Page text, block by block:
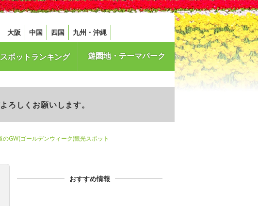
大阪 中国 四国 九州・沖縄
ポットランキング 遊園地・テーマパーク
ろしくお願いします。
のGW(ゴールデンウィーク)観光スポット
おすすめ情報